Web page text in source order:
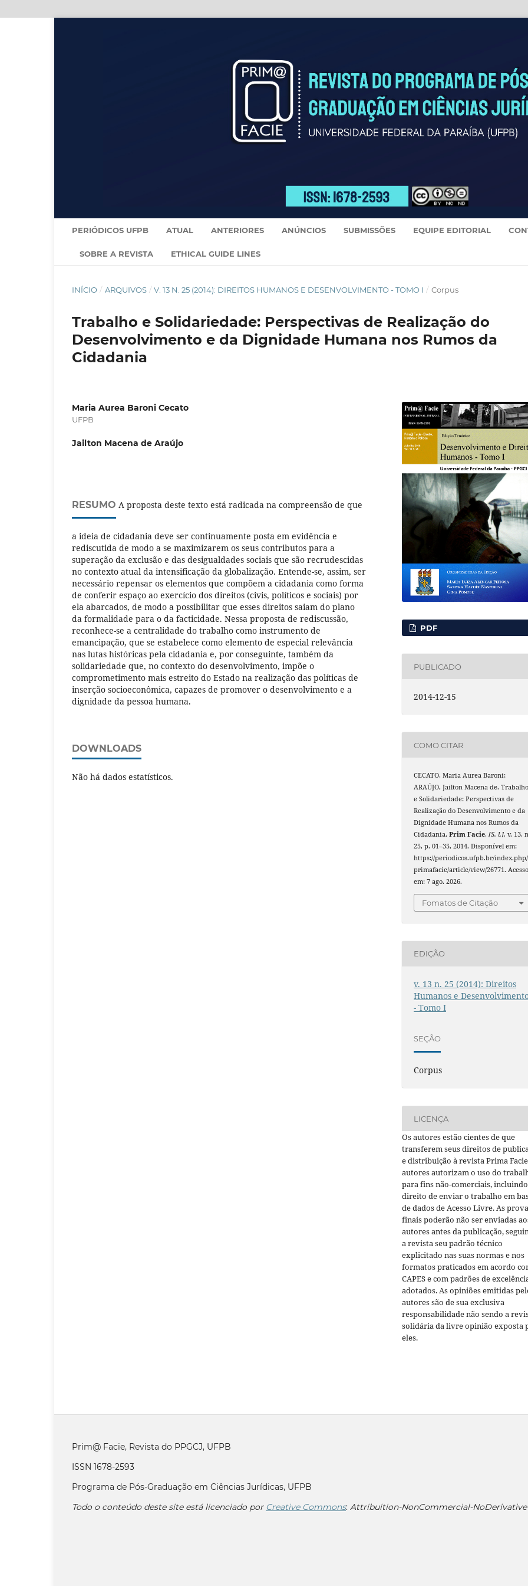
PERIÓDICOS UFPB ATUAL ANTERIORES ANÚNCIOS SUBMISSÕES EQUIPE EDITORIAL
SOBRE A REVISTA ETHICAL GUIDE LINES
INÍCIO / ARQUIVOS / V. 13 N. 25 (2014): DIREITOS HUMANOS E DESENVOLVIMENTO - TOMO I / Corpus
Trabalho e Solidariedade: Perspectivas de Realização do
Desenvolvimento e da Dignidade Humana nos Rumos da
Cidadania
Maria Aurea Baroni Cecato
UFPB
Jailton Macena de Araújo
RESUMO A proposta deste texto está radicada na compreensão de que
a ideia de cidadania deve ser continuamente posta em evidência e
rediscutida de modo a se maximizarem os seus contributos para a
superação da exclusão e das desigualdades sociais que são recrudescidas
no contexto atual da intensificação da globalização. Entende-se, assim, ser
necessário repensar os elementos que compõem a cidadania como forma
de conferir espaço ao exercício dos direitos (civis, políticos e sociais) por
ela abarcados, de modo a possibilitar que esses direitos saiam do plano
da formalidade para o da facticidade. Nessa proposta de rediscussão,
reconhece-se a centralidade do trabalho como instrumento de
emancipação, que se estabelece como elemento de especial relevância
nas lutas históricas pela cidadania e, por conseguinte, também da
solidariedade que, no contexto do desenvolvimento, impõe o
comprometimento mais estreito do Estado na realização das políticas de
inserção socioeconômica, capazes de promover o desenvolvimento e a
dignidade da pessoa humana.
DOWNLOADS
Não há dados estatísticos.
PDF
PUBLICADO
2014-12-15
COMO CITAR
CECATO, Maria Aurea Baroni;
ARAÚJO, Jailton Macena de.
e Solidariedade: Perspectivas de
Realização do Desenvolvimento e da
Dignidade Humana nos Rumos da
Cidadania.Prim Facie,[S. l.], v. 13,
25, p. 01–35, 2014. Disponível em:
https://periodicos.ufpb.br/index.php/
primafacie/article/view/26771.
em: 7 ago. 2026.
Fomatos de Citação
EDIÇÃO
v. 13 n. 25 (2014): Direitos
Humanos e
- Tomo I
SEÇÃO
Corpus
LICENÇA
Os autores estão cientes de que
transferem seus direitos de
e distribuição à revista Prima
autores autorizam o uso do
para fins não-comerciais, incluindo
direito de enviar o trabalho em
de dados de Acesso Livre. As
finais poderão não ser enviadas
autores antes da publicação,
a revista seu padrão técnico
explicitado nas suas normas e nos
formatos praticados em acordo
CAPES e com padrões de
adotados. As opiniões emitidas
autores são de sua exclusiva
responsabilidade não sendo a
solidária da livre opinião exposta
eles.
Prim@ Facie, Revista do PPGCJ, UFPB
ISSN 1678-2593
Programa de Pós-Graduação em Ciências Jurídicas, UFPB
Todo o conteúdo deste site está licenciado por Creative Commons: Attribuition-NonCommercial-NoDerivative